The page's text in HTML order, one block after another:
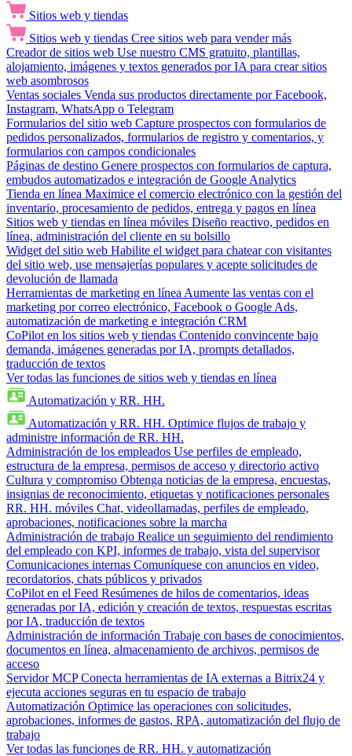
Sitios web y tiendas
Sitios web y tiendas Cree sitios web para vender más
Creador de sitios web Use nuestro CMS gratuito, plantillas,
alojamiento, imágenes y textos generados por IA para crear sitios
web asombrosos
Ventas sociales Venda sus productos directamente por Facebook,
Instagram, WhatsApp o Telegram
Formularios del sitio web Capture prospectos con formularios de
pedidos personalizados, formularios de registro y comentarios, y
formularios con campos condicionales
Páginas de destino Genere prospectos con formularios de captura,
embudos automatizados e integración de Google Analytics
Tienda en línea Maximice el comercio electrónico con la gestión del
inventario, procesamiento de pedidos, entrega y pagos en línea
Sitios web y tiendas en línea móviles Diseño reactivo, pedidos en
línea, administración del cliente en su bolsillo
Widget del sitio web Habilite el widget para chatear con visitantes
del sitio web, use mensajerías populares y acepte solicitudes de
devolución de llamada
Herramientas de marketing en línea Aumente las ventas con el
marketing por correo electrónico, Facebook o Google Ads,
automatización de marketing e integración CRM
CoPilot en los sitios web y tiendas Contenido convincente bajo
demanda, imágenes generadas por IA, prompts detallados,
traducción de textos
Ver todas las funciones de sitios web y tiendas en línea
Automatización y RR. HH.
Automatización y RR. HH. Optimice flujos de trabajo y
administre información de RR. HH.
Administración de los empleados Use perfiles de empleado,
estructura de la empresa, permisos de acceso y directorio activo
Cultura y compromiso Obtenga noticias de la empresa, encuestas,
insignias de reconocimiento, etiquetas y notificaciones personales
RR. HH. móviles Chat, videollamadas, perfiles de empleado,
aprobaciones, notificaciones sobre la marcha
Administración de trabajo Realice un seguimiento del rendimiento
del empleado con KPI, informes de trabajo, vista del supervisor
Comunicaciones internas Comuníquese con anuncios en video,
recordatorios, chats públicos y privados
CoPilot en el Feed Resúmenes de hilos de comentarios, ideas
generadas por IA, edición y creación de textos, respuestas escritas
por IA, traducción de textos
Administración de información Trabaje con bases de conocimientos,
documentos en línea, almacenamiento de archivos, permisos de
acceso
Servidor MCP Conecta herramientas de IA externas a Bitrix24 y
ejecuta acciones seguras en tu espacio de trabajo
Automatización Optimice las operaciones con solicitudes,
aprobaciones, informes de gastos, RPA, automatización del flujo de
trabajo
Ver todas las funciones de RR. HH. y automatización